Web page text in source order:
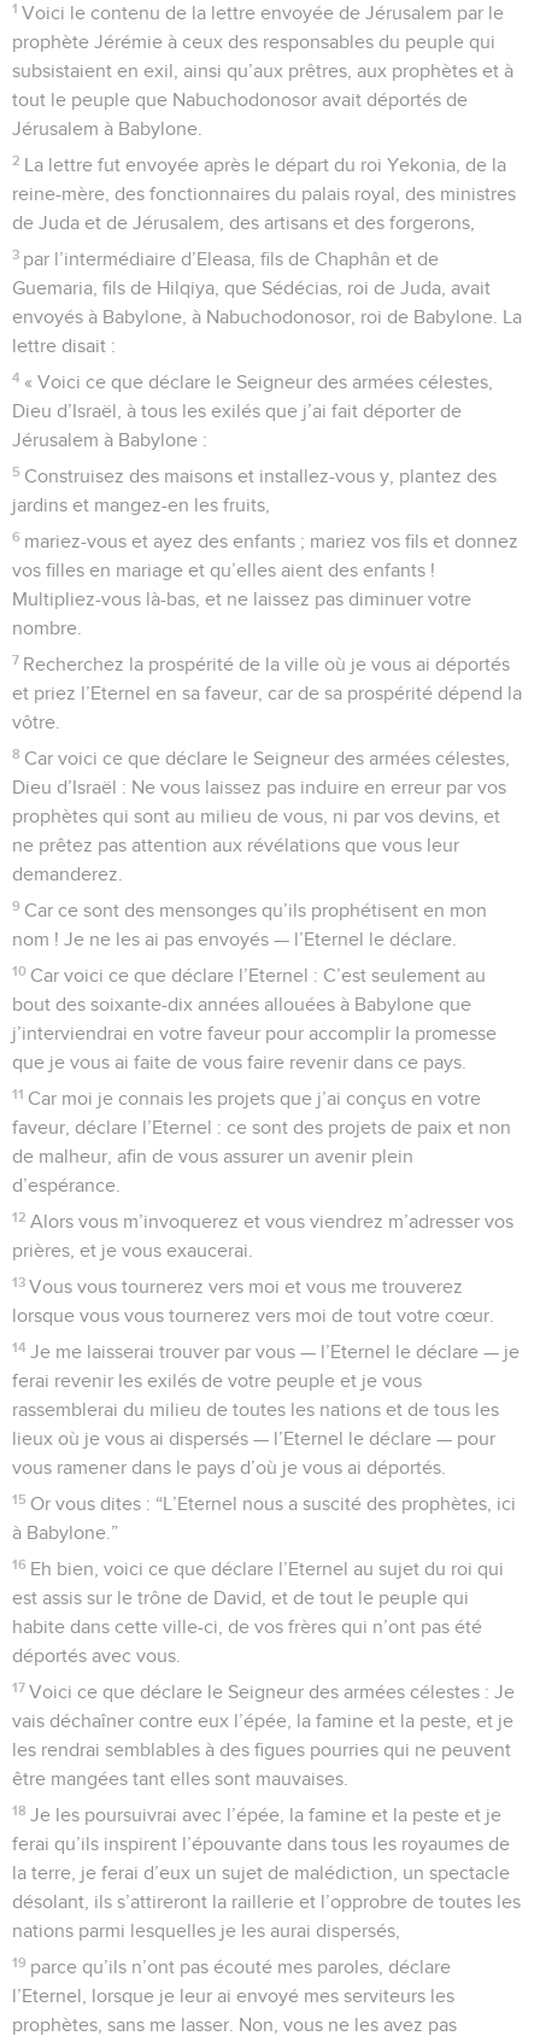
1 Voici le contenu de la lettre envoyée de Jérusalem par le
prophète Jérémie à ceux des responsables du peuple qui
subsistaient en exil, ainsi qu’aux prêtres, aux prophètes et à
tout le peuple que Nabuchodonosor avait déportés de
Jérusalem à Babylone.
2 La lettre fut envoyée après le départ du roi Yekonia, de la
reine-mère, des fonctionnaires du palais royal, des ministres
de Juda et de Jérusalem, des artisans et des forgerons,
3 par l’intermédiaire d’Eleasa, fils de Chaphân et de
Guemaria, fils de Hilqiya, que Sédécias, roi de Juda, avait
envoyés à Babylone, à Nabuchodonosor, roi de Babylone. La
lettre disait :
4 « Voici ce que déclare le Seigneur des armées célestes,
Dieu d’Israël, à tous les exilés que j’ai fait déporter de
Jérusalem à Babylone :
5 Construisez des maisons et installez-vous y, plantez des
jardins et mangez-en les fruits,
6 mariez-vous et ayez des enfants ; mariez vos fils et donnez
vos filles en mariage et qu’elles aient des enfants !
Multipliez-vous là-bas, et ne laissez pas diminuer votre
nombre.
7 Recherchez la prospérité de la ville où je vous ai déportés
et priez l’Eternel en sa faveur, car de sa prospérité dépend la
vôtre.
8 Car voici ce que déclare le Seigneur des armées célestes,
Dieu d’Israël : Ne vous laissez pas induire en erreur par vos
prophètes qui sont au milieu de vous, ni par vos devins, et
ne prêtez pas attention aux révélations que vous leur
demanderez.
9 Car ce sont des mensonges qu’ils prophétisent en mon
nom ! Je ne les ai pas envoyés — l’Eternel le déclare.
10 Car voici ce que déclare l’Eternel : C’est seulement au
bout des soixante-dix années allouées à Babylone que
j’interviendrai en votre faveur pour accomplir la promesse
que je vous ai faite de vous faire revenir dans ce pays.
11 Car moi je connais les projets que j’ai conçus en votre
faveur, déclare l’Eternel : ce sont des projets de paix et non
de malheur, afin de vous assurer un avenir plein
d’espérance.
12 Alors vous m’invoquerez et vous viendrez m’adresser vos
prières, et je vous exaucerai.
13 Vous vous tournerez vers moi et vous me trouverez
lorsque vous vous tournerez vers moi de tout votre cœur.
14 Je me laisserai trouver par vous — l’Eternel le déclare — je
ferai revenir les exilés de votre peuple et je vous
rassemblerai du milieu de toutes les nations et de tous les
lieux où je vous ai dispersés — l’Eternel le déclare — pour
vous ramener dans le pays d’où je vous ai déportés.
15 Or vous dites : “L’Eternel nous a suscité des prophètes, ici
à Babylone.”
16 Eh bien, voici ce que déclare l’Eternel au sujet du roi qui
est assis sur le trône de David, et de tout le peuple qui
habite dans cette ville-ci, de vos frères qui n’ont pas été
déportés avec vous.
17 Voici ce que déclare le Seigneur des armées célestes : Je
vais déchaîner contre eux l’épée, la famine et la peste, et je
les rendrai semblables à des figues pourries qui ne peuvent
être mangées tant elles sont mauvaises.
18 Je les poursuivrai avec l’épée, la famine et la peste et je
ferai qu’ils inspirent l’épouvante dans tous les royaumes de
la terre, je ferai d’eux un sujet de malédiction, un spectacle
désolant, ils s’attireront la raillerie et l’opprobre de toutes les
nations parmi lesquelles je les aurai dispersés,
19 parce qu’ils n’ont pas écouté mes paroles, déclare
l’Eternel, lorsque je leur ai envoyé mes serviteurs les
prophètes, sans me lasser. Non, vous ne les avez pas